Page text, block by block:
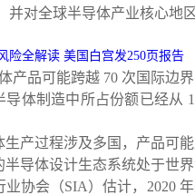
并对全球半导体产业核心地
产品可能跨越 70 次国际边界
导体制造中所占份额已经从
生产过程涉及多国，产品可
半导体设计生态系统处于世
业协会（SIA）估计，2020